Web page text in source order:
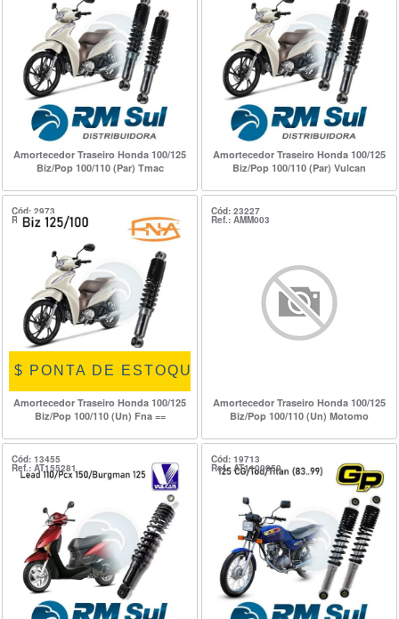
Amortecedor Traseiro Honda 100/125
Biz/Pop 100/110 (Par) Tmac
Amortecedor Traseiro Honda 100/125
Biz/Pop 100/110 (Par) Vulcan
Cód: 2973
Ref.: AT100397
$ PONTA DE ESTOQUE $
Amortecedor Traseiro Honda 100/125
Biz/Pop 100/110 (Un) Fna ==
Cód: 23227
Ref.: AMM003
Amortecedor Traseiro Honda 100/125
Biz/Pop 100/110 (Un) Motomo
Cód: 13455
Ref.: AT155281
Cód: 19713
Ref.: AT1100059